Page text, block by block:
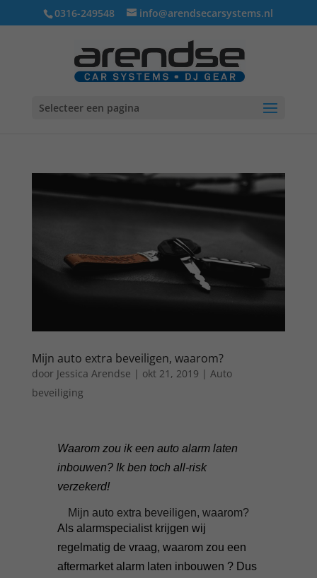
0316-249548 info@arendsecarsystems.nl
Selecteer een pagina
Mijn auto extra beveiligen, waarom?
door Jessica Arendse | okt 21, 2019 | Auto
beveiliging
Waarom zou ik een auto alarm laten
inbouwen? Ik ben toch all-risk
verzekerd!
Mijn auto extra beveiligen, waarom?
Als alarmspecialist krijgen wij
regelmatig de vraag, waarom zou een
aftermarket alarm laten inbouwen ? Dus